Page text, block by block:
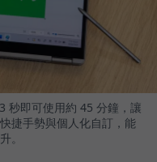
秒即可使用約 45 分鐘，讓
捷手勢與個人化自訂，能
。